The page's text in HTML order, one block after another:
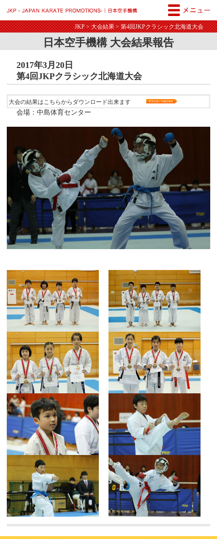
JKP>大会結果> 第4回JKPクラシック北海道大会
日本空手機構 大会結果報告
2017年3月20日
第4回JKPクラシック北海道大会
大会の結果はこちらからダウンロード出来ます
会場：中島体育センター